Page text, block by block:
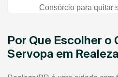
Consórcio para quitar
Por Que Escolher o
Servopa em